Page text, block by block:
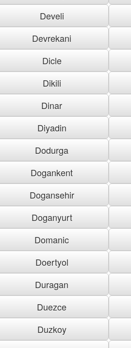
Develi
Devrekani
Dicle
Dikili
Dinar
Diyadin
Dodurga
Dogankent
Dogansehir
Doganyurt
Domanic
Doertyol
Duragan
Duezce
Duzkoy